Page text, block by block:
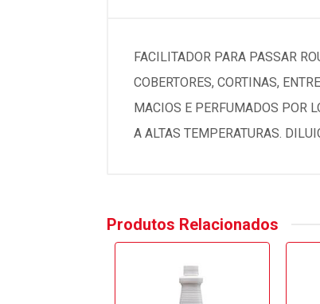
FACILITADOR PARA PASSAR
COBERTORES, CORTINAS,
MACIOS E PERFUMADOS POR
A ALTAS TEMPERATURAS.
Produtos Relacionados